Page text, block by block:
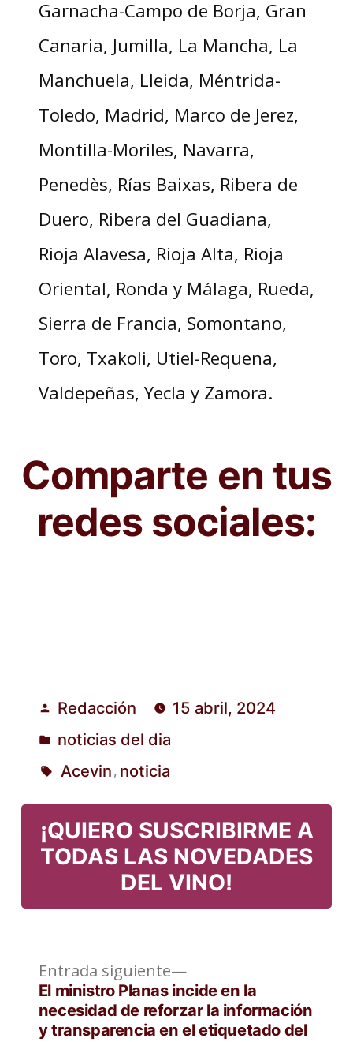
Garnacha-Campo de Borja, Gran
Canaria, Jumilla, La Mancha, La
Manchuela, Lleida, Méntrida-
Toledo, Madrid, Marco de Jerez,
Montilla-Moriles, Navarra,
Penedès, Rías Baixas, Ribera de
Duero, Ribera del Guadiana,
Rioja Alavesa, Rioja Alta, Rioja
Oriental, Ronda y Málaga, Rueda,
Sierra de Francia, Somontano,
Toro, Txakoli, Utiel-Requena,
Valdepeñas, Yecla y Zamora.
Comparte en tus
redes sociales:
Publicado
por
Redacción 15 abril, 2024
Publicado
en
noticias del dia
Acevin , noticia
¡QUIERO SUSCRIBIRME A
TODAS LAS NOVEDADES
DEL VINO!
Navegación
de
Entrada siguiente
Entrada
siguiente:
El ministro Planas incide en la
necesidad de reforzar la información
y transparencia en el etiquetado del